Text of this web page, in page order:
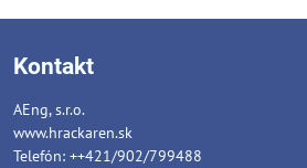
Kontakt
AEng, s.r.o.
www.hrackaren.sk
Telefón: ++421/902/799488